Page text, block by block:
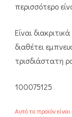
περισσότερο
Είναι
διαθέτει
τρισδιάστατη
100075125
Αυτό το προϊόν